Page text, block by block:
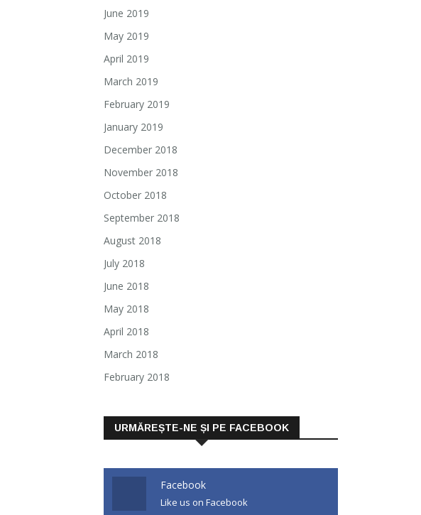
June 2019
May 2019
April 2019
March 2019
February 2019
January 2019
December 2018
November 2018
October 2018
September 2018
August 2018
July 2018
June 2018
May 2018
April 2018
March 2018
February 2018
URMĂREȘTE-NE ȘI PE FACEBOOK
Facebook
Like us on Facebook